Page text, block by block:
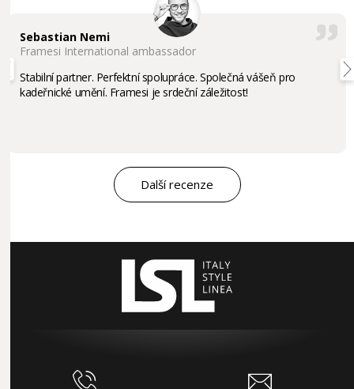
Sebastian Nemi
Framesi International ambassador
Stabilní partner. Perfektní spolupráce. Společná vášeň pro
kadeřnické umění. Framesi je srdeční záležitost!
Další recenze